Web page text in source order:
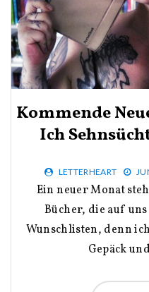
Kommende
Ich
LETTERHEART
Ein neuer Monat steht an und somit auch neue
Bücher, die auf
Wunschlisten, denn
Gepäck